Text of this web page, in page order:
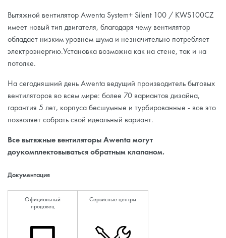
Вытяжной вентилятор Awenta System+ Silent 100 / KWS100CZ
имеет новый тип двигателя, благодаря чему вентилятор
обладает низким уровнем шума и незначительно потребляет
электроэнергию.Установка возможна как на стене, так и на
потолке.
На сегодняшний день Awenta ведущий производитель бытовых
вентиляторов во всем мире: более 70 вариантов дизайна,
гарантия 5 лет, корпуса бесшумные и турбированные - все это
позволяет собрать свой идеальный вариант.
Все вытяжные вентиляторы Awenta могут
доукомплектовываться обратным клапаном.
Документация
Официальный
продавец
Сервисные центры